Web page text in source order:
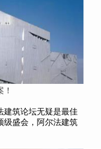
建筑论坛无疑是最佳
级盛会，阿尔法建筑